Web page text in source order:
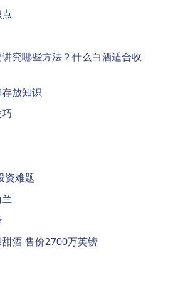
究哪些方法？什么白酒适合收
放知识
资难题
酒 售价2700万英镑